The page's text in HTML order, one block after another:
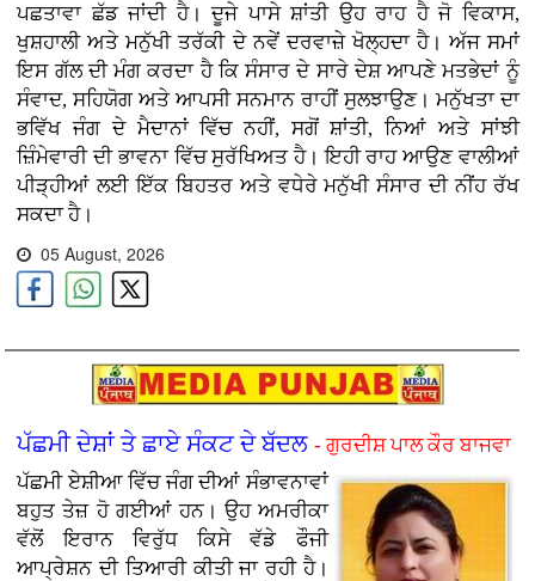
ਪਛਤਾਵਾ ਛੱਡ ਜਾਂਦੀ ਹੈ। ਦੂਜੇ ਪਾਸੇ ਸ਼ਾਂਤੀ ਉਹ ਰਾਹ ਹੈ ਜੋ ਵਿਕਾਸ,
ਖੁਸ਼ਹਾਲੀ ਅਤੇ ਮਨੁੱਖੀ ਤਰੱਕੀ ਦੇ ਨਵੇਂ ਦਰਵਾਜ਼ੇ ਖੋਲ੍ਹਦਾ ਹੈ। ਅੱਜ ਸਮਾਂ
ਇਸ ਗੱਲ ਦੀ ਮੰਗ ਕਰਦਾ ਹੈ ਕਿ ਸੰਸਾਰ ਦੇ ਸਾਰੇ ਦੇਸ਼ ਆਪਣੇ ਮਤਭੇਦਾਂ ਨੂੰ
ਸੰਵਾਦ, ਸਹਿਯੋਗ ਅਤੇ ਆਪਸੀ ਸਨਮਾਨ ਰਾਹੀਂ ਸੁਲਝਾਉਣ। ਮਨੁੱਖਤਾ ਦਾ
ਭਵਿੱਖ ਜੰਗ ਦੇ ਮੈਦਾਨਾਂ ਵਿੱਚ ਨਹੀਂ, ਸਗੋਂ ਸ਼ਾਂਤੀ, ਨਿਆਂ ਅਤੇ ਸਾਂਝੀ
ਜ਼ਿੰਮੇਵਾਰੀ ਦੀ ਭਾਵਨਾ ਵਿੱਚ ਸੁਰੱਖਿਅਤ ਹੈ। ਇਹੀ ਰਾਹ ਆਉਣ ਵਾਲੀਆਂ
ਪੀੜ੍ਹੀਆਂ ਲਈ ਇੱਕ ਬਿਹਤਰ ਅਤੇ ਵਧੇਰੇ ਮਨੁੱਖੀ ਸੰਸਾਰ ਦੀ ਨੀਂਹ ਰੱਖ
ਸਕਦਾ ਹੈ।
05 August, 2026
ਪੱਛਮੀ ਦੇਸ਼ਾਂ ਤੇ ਛਾਏ ਸੰਕਟ ਦੇ ਬੱਦਲ- ਗੁਰਦੀਸ਼ ਪਾਲ ਕੌਰ ਬਾਜਵਾ
ਪੱਛਮੀ ਏਸ਼ੀਆ ਵਿੱਚ ਜੰਗ ਦੀਆਂ ਸੰਭਾਵਨਾਵਾਂ
ਬਹੁਤ ਤੇਜ਼ ਹੋ ਗਈਆਂ ਹਨ। ਉਹ ਅਮਰੀਕਾ
ਵੱਲੋਂ ਇਰਾਨ ਵਿਰੁੱਧ ਕਿਸੇ ਵੱਡੇ ਫੌਜੀ
ਆਪ੍ਰੇਸ਼ਨ ਦੀ ਤਿਆਰੀ ਕੀਤੀ ਜਾ ਰਹੀ ਹੈ।